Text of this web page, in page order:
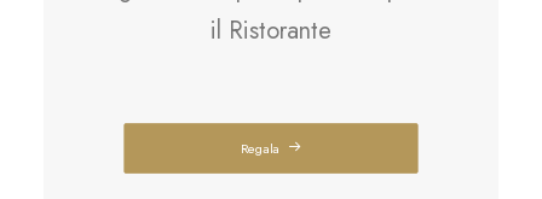
il Ristorante
Regala